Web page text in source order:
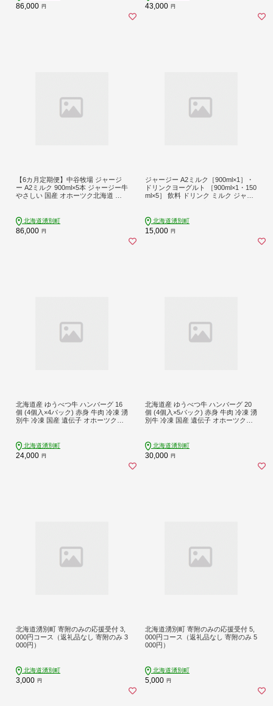
86,000 円 43,000 円
【6カ月定期便】中谷牧場 ジャージ
ー A2ミルク 900ml×5本 ジャージー牛
やさしい 国産 オホーツク北海道 牛
こども
北海道湧別町
86,000 円
ジャージー A2ミルク［900ml×1］・
ドリンクヨーグルト ［900ml×1・150
ml×5］ 飲料 ドリンク ミルク ジャー
北海道湧別町
15,000 円
北海道産 ゆうべつ牛 ハンバーグ 16
個 (4個入×4パック) 赤身 牛肉 冷凍 湧
別牛 冷凍 国産 遺伝子 オホーツク北
北海道湧別町
24,000 円
北海道産 ゆうべつ牛 ハンバーグ 20
個 (4個入×5パック) 赤身 牛肉 冷凍 湧
別牛 冷凍 国産 遺伝子 オホーツク北
北海道湧別町
30,000 円
北海道湧別町 寄附のみの応援受付 3,
000円コース（返礼品なし 寄附のみ 3
000円）
北海道湧別町
3,000 円
北海道湧別町 寄附のみの応援受付 5,
000円コース（返礼品なし 寄附のみ 5
000円）
北海道湧別町
5,000 円